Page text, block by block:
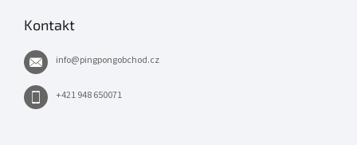
Kontakt
info@pingpongobchod.cz
+421 948 650071